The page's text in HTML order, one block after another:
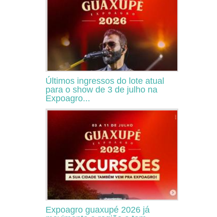
Últimos ingressos do lote atual
para o show de 3 de julho na
Expoagro...
Expoagro guaxupé 2026 já